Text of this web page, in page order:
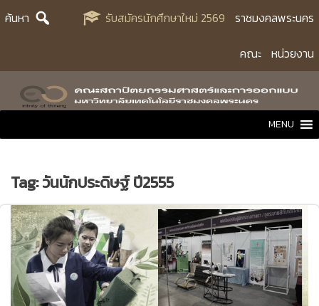
Skipค้นหา รับสมัครนักศึกษาใหม่ 2569 ราชมงคลพระนคร
คณะ หน่วยงาน
MENU
Tag:วันนักประดิษฐ์ ปี2555